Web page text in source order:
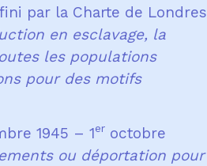
par la Charte de Londres
en esclavage, la
les populations
pour des motifs
1945 – 1er octobre
ou déportation pour